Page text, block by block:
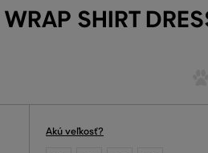
SHIRT
Akú veľkosť?